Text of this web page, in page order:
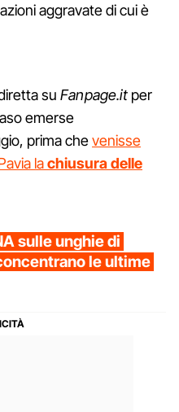
aggravate di cui è
su Fanpage.itper
emerse
prima chevenisse
lachiusura delle
sulle unghie di
le ultime